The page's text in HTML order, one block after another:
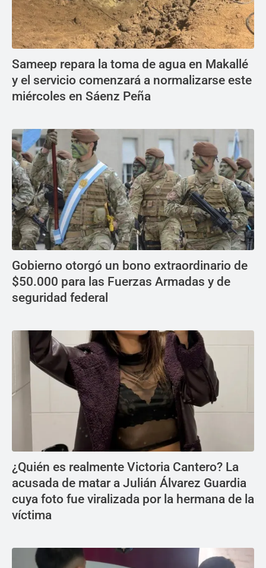
Sameep repara la toma de agua en Makallé
y el servicio comenzará a normalizarse este
miércoles en Sáenz Peña
Gobierno otorgó un bono extraordinario de
$50.000 para las Fuerzas Armadas y de
seguridad federal
¿Quién es realmente Victoria Cantero? La
acusada de matar a Julián Álvarez Guardia
cuya foto fue viralizada por la hermana de la
víctima